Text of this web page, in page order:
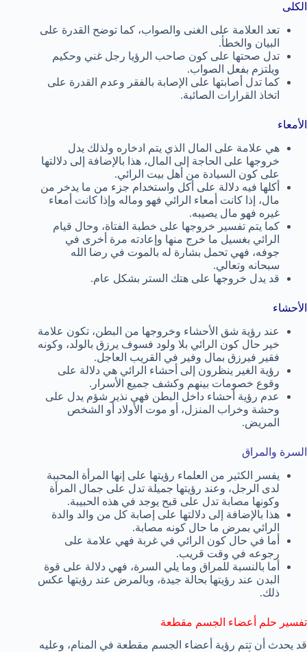
الكلى
تعد العلامة على الغنى والصواب، كما توضح القدرة على
البيان والخطأ.
تدل صحتها على كون صاحب الرؤيا رجل غني وحكيم
ويلتزم بفعل الصواب.
كما تدل أصابتها على الإصابة بالفقر وعدم القدرة على
اتخاذ القرارات الصائبة.
الأمعاء
هي علامة على المال الذي يتم ادخاره ولذلك يدل
خروجها على الحاجة إلى المال، هذا بالإضافة إلى دلالتها
على كون السيادة من أهل بيت الرائي.
أكلها فيه دلالة على أكل واستخدام جزء من ما يدخر من
مال، إذا كانت أمعاء الرائي فهو وماله وإذا كانت أمعاء
غيره فهو مال يصيبه.
كما يتم تفسير خروجها على خطبة الفتاة، وحال قيام
الرائي بغسيل ما خرج منها وإعادته مرة أخرى في
جوفه، فهي تحمل بشارة له بالموت في رضا الله
سبحانه وتعالي.
قد يدل خروجها على هتك الستر بشكل عام.
الأحشاء
عند رؤية شق الأحشاء وخروجها من البطن، تكون علامة
خير حال كون الرائي بلا ولود فسوف يرزق بالولد، وكونه
فقير فيرزق بمال وفير في القريب العاجل.
رؤية الغير ينظرون إلى أحشاء الرائي هي دلالة على
وقوع خصومات بينهم وكشف جميع الأسرار.
عدم رؤية أحشاء داخل البطن فهي نذير شؤم يدل على
وحشة وخراب المنزل، أو موت الأولاد أو الشخص
المريض.
السرة والمراق
يفسر الكثير من العلماء رؤيتها على إنها المرأة المحببة
لدى الرجل، وعند رؤيتها جميلة تدل على جمال المرأة
وكونها مصابة تدل على قبح يوجد في هذه الحبيبة.
هذا بالإضافة إلى دلالتها على إصابة كل من والد والدة
الرائي بمرض ما حال كونه مصابة.
أما في حال كون الرائي في غربة فهي علامة على
رجوعه في وقت قريب.
أما بالنسبة للمراق وما يلي السرة، فهي دلالة على قوة
البدن عند رؤيتها بحالة جيدة، وبالمرض عند رؤيتها عكس
ذلك.
تفسير حلم أعضاء الجسم مقطعة
قد يحدث أن تتم رؤية أعضاء الجسم مقطعة في المنام، وعليه